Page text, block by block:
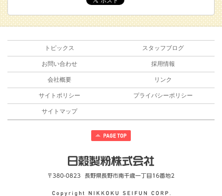
トピックス スタッフブログ
お問い合わせ 採用情報
会社概要 リンク
サイトポリシー プライバシーポリシー
サイトマップ